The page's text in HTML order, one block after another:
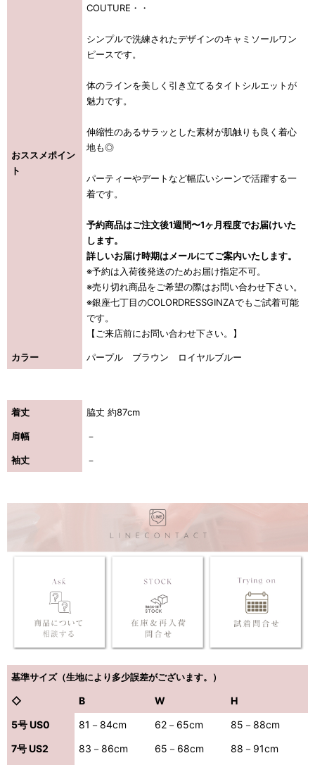
おススメポイン
ト
COUTURE・・
シンプルで洗練されたデザインのキャミソールワン
ピースです。
体のラインを美しく引き立てるタイトシルエットが
魅力です。
伸縮性のあるサラッとした素材が肌触りも良く着心
地も◎
パーティーやデートなど幅広いシーンで活躍する一
着です。
予約商品はご注文後1週間〜1ヶ月程度でお届けいた
します。
詳しいお届け時期はメールにてご案内いたします。
※予約は入荷後発送のためお届け指定不可。
※売り切れ商品をご希望の際はお問い合わせ下さい。
※銀座七丁目のCOLORDRESSGINZAでもご試着可能
です。
【ご来店前にお問い合わせ下さい。】
カラー パープル ブラウン ロイヤルブルー
着丈 脇丈 約87cm
肩幅 －
袖丈 －
基準サイズ（生地により多少誤差がございます。）
◇ B W
H
5号 US0
81－84cm 62－65cm
85－88cm
7号 US2
83－86cm 65－68cm
88－91cm